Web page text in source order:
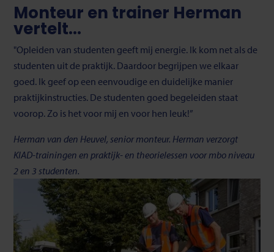
Monteur en trainer Herman
vertelt...
"Opleiden van studenten geeft mij energie. Ik kom net als de
studenten uit de praktijk. Daardoor begrijpen we elkaar
goed. Ik geef op een eenvoudige en duidelijke manier
praktijkinstructies. De studenten goed begeleiden staat
voorop. Zo is het voor mij en voor hen leuk!”
Herman van den Heuvel, senior monteur. Herman verzorgt
KIAD-trainingen en praktijk- en theorielessen voor mbo niveau
2 en 3 studenten.